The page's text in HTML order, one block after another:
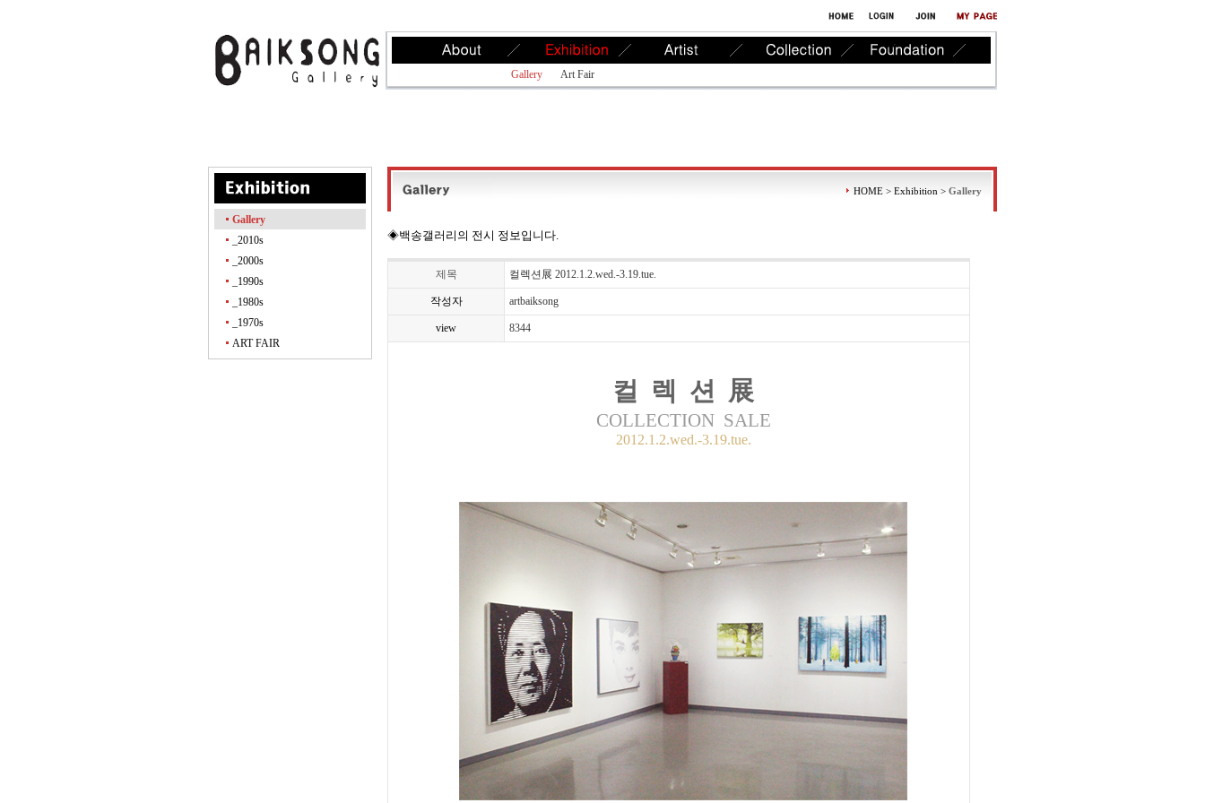
Gallery Art Fair
Gallery
_2010s
_2000s
_1990s
_1980s
_1970s
ART FAIR
HOME > Exhibition > Gallery
◈백송갤러리의 전시 정보입니다.
제목 컬렉션展 2012.1.2.wed.-3.19.tue.
작성자 artbaiksong
view 8344
컬 렉 션 展
COLLECTION SALE
2012.1.2.wed.-3.19.tue.